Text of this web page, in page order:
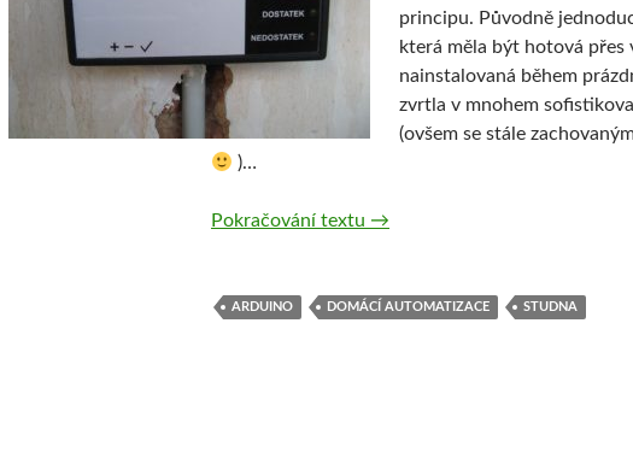
principu. Původně
která měla být hotová přes
nainstalovaná během
zvrtla v mnohem
(ovšem se stále
)…
Pokračování textu Měření výšky hladiny ve studni
→
ARDUINO DOMÁCÍ AUTOMATIZACE STUDNA